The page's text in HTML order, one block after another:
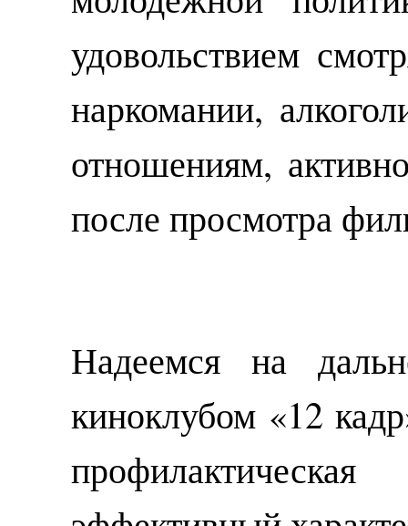
удовольствием
наркомании,
отношениям,
после просмотра
Надеемся на
киноклубом «12